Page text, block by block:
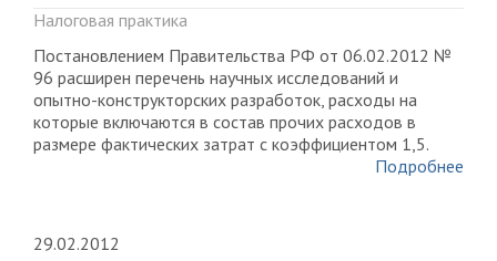
Налоговая практика
Постановлением Правительства РФ от 06.02.2012 №
96 расширен перечень научных исследований и
опытно-конструкторских разработок, расходы на
которые включаются в состав прочих расходов в
размере фактических затрат с коэффициентом 1,5.
Подробнее
29.02.2012